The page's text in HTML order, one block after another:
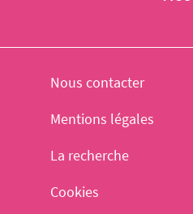
Nous contacter
Mentions légales
La recherche
Cookies